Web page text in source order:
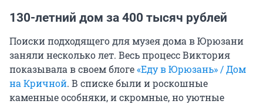
130-летний дом за 400 тысяч рублей
Поиски подходящего для музея дома в Юрюзани
заняли несколько лет. Весь процесс Виктория
показывала в своем блоге«Еду в Юрюзань» / Дом
на Кричной. В списке были и роскошные
каменные особняки, и скромные, но уютные